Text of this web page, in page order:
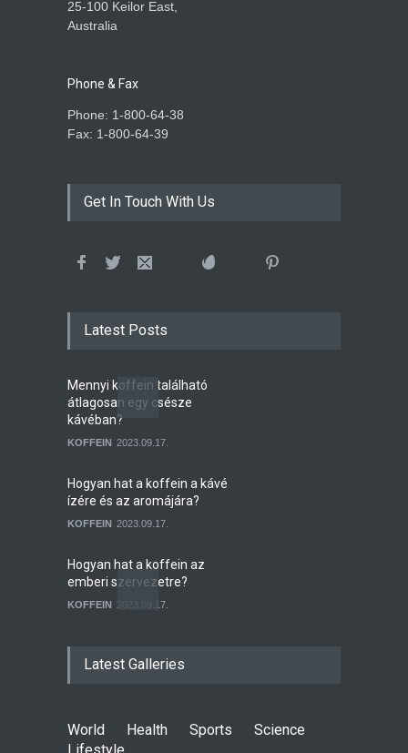
25-100 Keilor East,
Australia
Phone & Fax
Phone: 1-800-64-38
Fax: 1-800-64-39
Get In Touch With Us
Latest Posts
Mennyi koffein található
átlagosan egy csésze
kávéban?
KOFFEIN 2023.09.17.
Hogyan hat a koffein a kávé
ízére és az aromájára?
KOFFEIN 2023.09.17.
Hogyan hat a koffein az
emberi szervezetre?
KOFFEIN 2023.09.17.
Mennyi koffein marad a
kávéban, ha megfőztük?
KOFFEIN
Milyen egészségügyi előnyei
és kockázatai vannak a kávé
Latest Galleries
World Health Sports
Science